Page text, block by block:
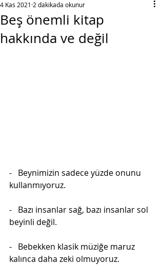
Beş önemli kitap
hakkında ve değil
4 Kas 2021 2 dakikada okunur
-   Beynimizin sadece yüzde onunu
kullanmıyoruz.
-   Bazı insanlar sağ, bazı insanlar sol
beyinli değil.
-   Bebekken klasik müziğe maruz
kalınca daha zeki olmuyoruz.